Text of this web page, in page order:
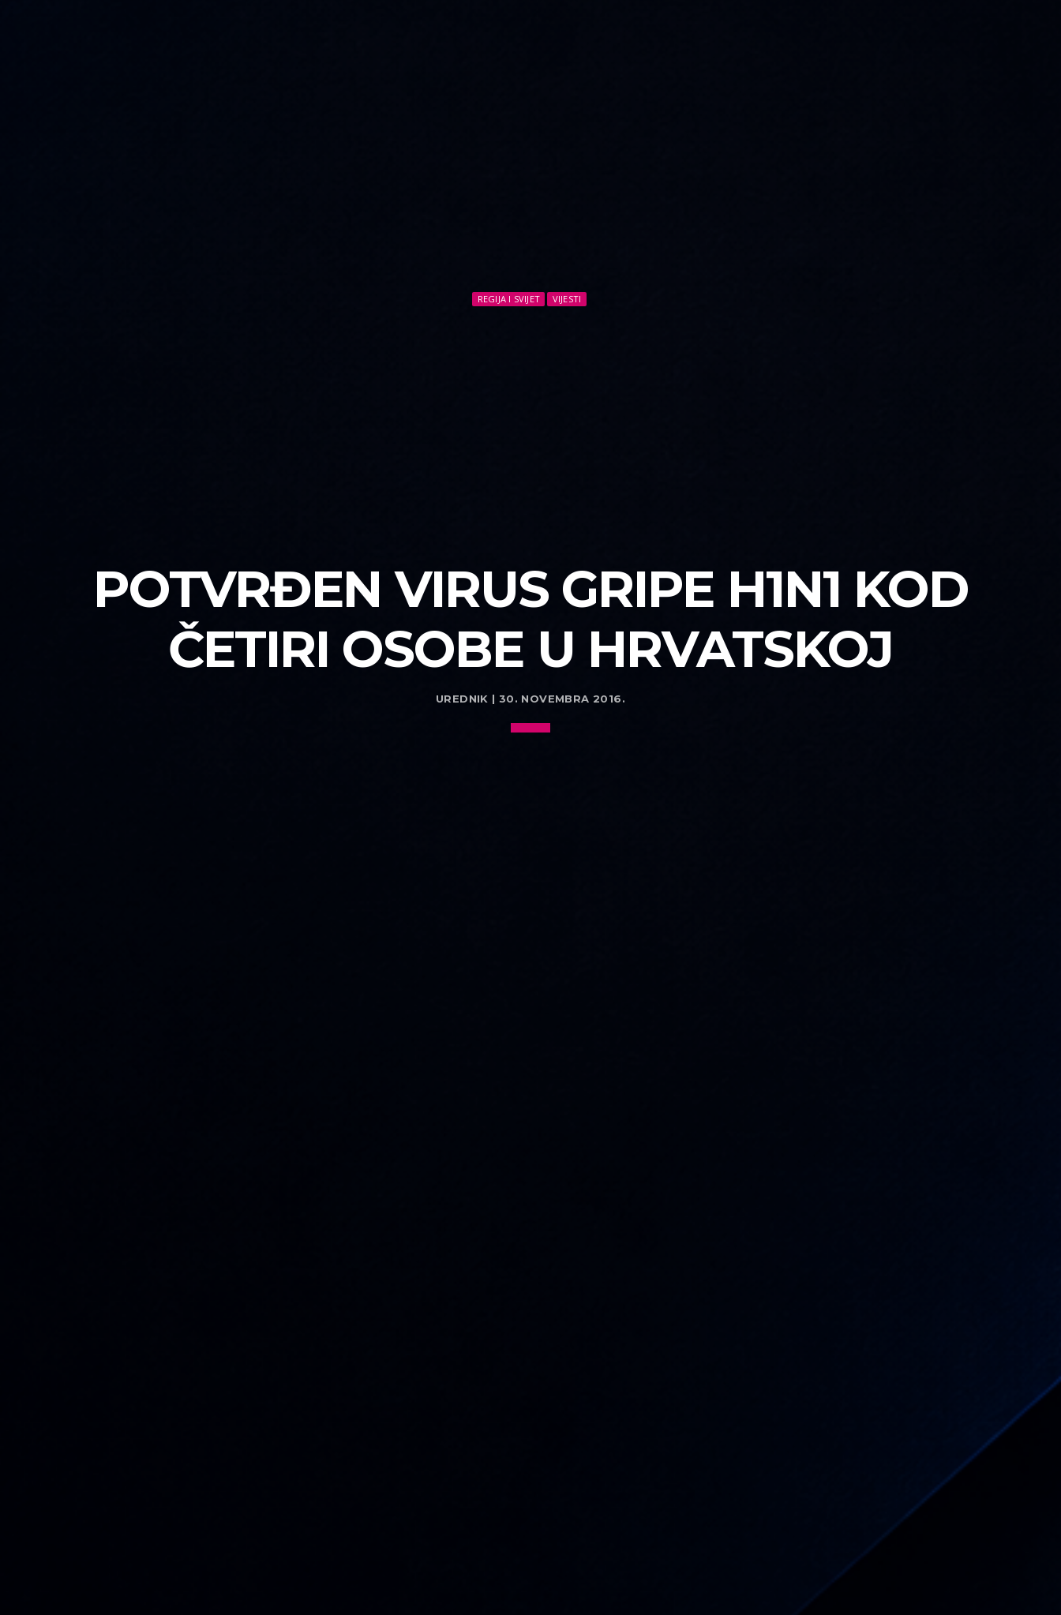
REGIJA I SVIJET VIJESTI
POTVRĐEN VIRUS GRIPE H1N1 KOD
ČETIRI OSOBE U HRVATSKOJ
UREDNIK | 30. NOVEMBRA 2016.